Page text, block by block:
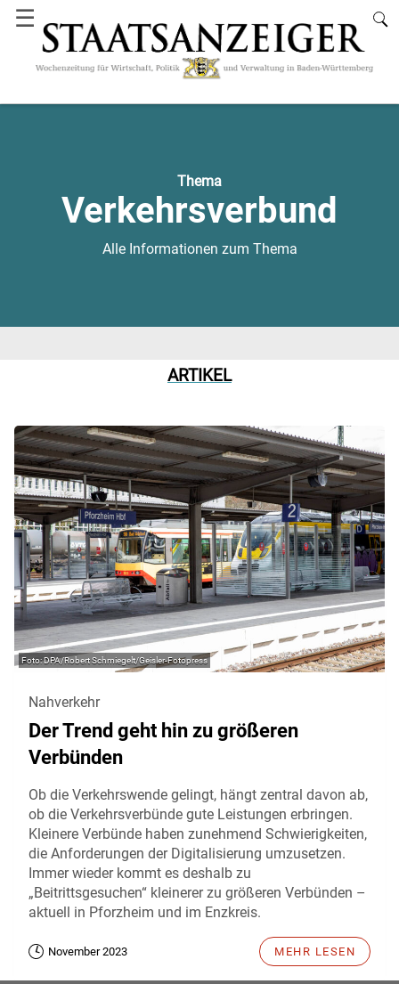
☰
Thema
Verkehrsverbund
Alle Informationen zum Thema
ARTIKEL
DPA/Robert Schmiegelt/Geisler-Fotopress
Nahverkehr
Der Trend geht hin zu größeren
Verbünden
Ob die Verkehrswende gelingt, hängt zentral davon ab,
ob die Verkehrsverbünde gute Leistungen erbringen.
Kleinere Verbünde haben zunehmend Schwierigkeiten,
die Anforderungen der Digitalisierung umzusetzen.
Immer wieder kommt es deshalb zu
„Beitrittsgesuchen“ kleinerer zu größeren Verbünden –
aktuell in Pforzheim und im Enzkreis.
November 2023 MEHR LESEN